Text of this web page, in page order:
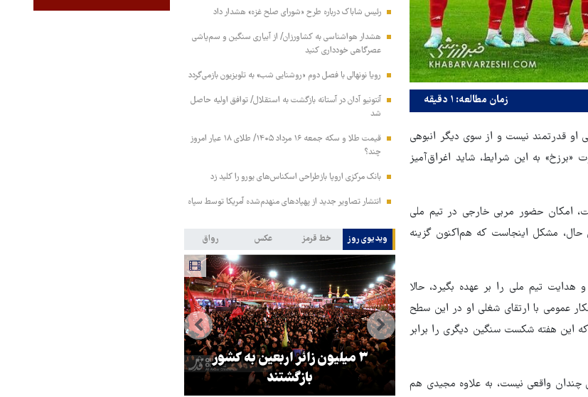
زمان مطالعه: ۱ دقیقه
او قدرتمند نیست و از سوی دیگر انبوهی
به این شرایط، شاید اغراق‌آمیز
امکان حضور مربی خارجی در تیم ملی
حال، مشکل اینجاست که هم‌اکنون گزینه
تیم ملی را بر عهده بگیرد، حالا
عمومی با ارتقای شغلی او در این سطح
این هفته شکست سنگین دیگری را برابر
واقعی نیست، به علاوه مجیدی هم
رئیس شاباک درباره طرح «شورای صلح غزه» هشدار داد
هشدار هواشناسی به کشاورزان/ از آبیاری سنگین و سم‌پاشی
عصرگاهی خودداری کنید
رویا نونهالی با فصل دوم «روشنایی شب» به تلویزیون بازمی‌گردد
آنتونیو آدان در آستانه بازگشت به استقلال/ توافق اولیه حاصل
شد
قیمت طلا و سکه جمعه ۱۶ مرداد ۱۴۰۵/ طلای ۱۸ عیار امروز
چند؟
بانک مرکزی اروپا بازطراحی اسکناس‌های یورو را کلید زد
انتشار تصاویر جدید از پهپادهای منهدم‌شده آمریکا توسط سپاه
ویدیوی روز خط قرمز عکس رواق
جنگ‌طلبی است!
۳ میلیون زائر اربعین به کشور
بازگشتند